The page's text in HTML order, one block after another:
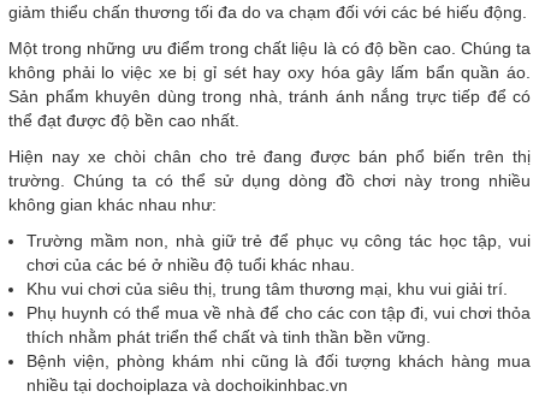
giảm thiểu chấn thương tối đa do va chạm đối với các bé hiếu động.
Một trong những ưu điểm trong chất liệu là có độ bền cao. Chúng ta
không phải lo việc xe bị gỉ sét hay oxy hóa gây lấm bẩn quần áo.
Sản phẩm khuyên dùng trong nhà, tránh ánh nắng trực tiếp để có
thể đạt được độ bền cao nhất.
Hiện nay xe chòi chân cho trẻ đang được bán phổ biến trên thị
trường. Chúng ta có thể sử dụng dòng đồ chơi này trong nhiều
không gian khác nhau như:
Trường mầm non, nhà giữ trẻ để phục vụ công tác học tập, vui
chơi của các bé ở nhiều độ tuổi khác nhau.
Khu vui chơi của siêu thị, trung tâm thương mại, khu vui giải trí.
Phụ huynh có thể mua về nhà để cho các con tập đi, vui chơi thỏa
thích nhằm phát triển thể chất và tinh thần bền vững.
Bệnh viện, phòng khám nhi cũng là đối tượng khách hàng mua
nhiều tại dochoiplaza và dochoikinhbac.vn